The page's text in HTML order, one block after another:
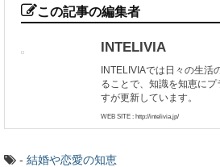
この記事の編集者
INTELIVIA
INTELIVIAでは日々の生活
ることで、知識を知恵に
すが更新しています。
WEB SITE : http://intelivia.jp/
- 結婚や恋愛の知恵